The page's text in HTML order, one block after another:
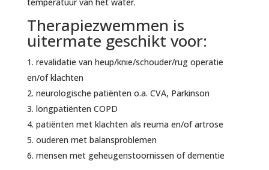
Therapiezwemmen is
uitermate geschikt voor:
revalidatie van heup/knie/schouder/rug operatie
en/of klachten
neurologische patiënten o.a. CVA, Parkinson
longpatiënten COPD
patiënten met klachten als reuma en/of artrose
ouderen met balansproblemen
mensen met geheugenstoornissen of dementie